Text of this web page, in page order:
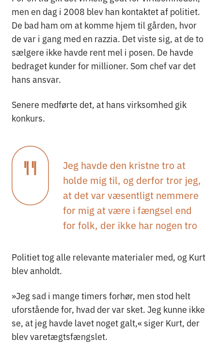
men en dag i 2008 blev han kontaktet af politiet.
De bad ham om at komme hjem til gården, hvor
de var i gang med en razzia. Det viste sig, at de to
sælgere ikke havde rent mel i posen. De havde
bedraget kunder for millioner. Som chef var det
hans ansvar.
Senere medførte det, at hans virksomhed gik
konkurs.
Jeg havde den kristne tro at
holde mig til, og derfor tror jeg,
at det var væsentligt nemmere
for mig at være i fængsel end
for folk, der ikke har nogen tro
Politiet tog alle relevante materialer med, og Kurt
blev anholdt.
»Jeg sad i mange timers forhør, men stod helt
uforstående for, hvad der var sket. Jeg kunne ikke
se, at jeg havde lavet noget galt,« siger Kurt, der
blev varetægtsfængslet.